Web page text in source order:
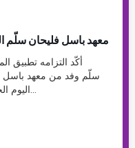
معهد باسل فليحان سلّم
أكّد التزامه تطبيق
اليوم الخميس رئيس هيئة الشراء العام الدكتور...